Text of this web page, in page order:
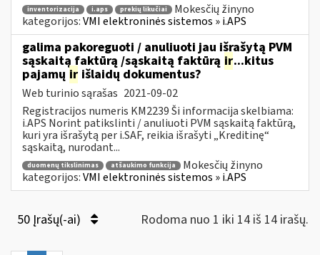
inventorizacija i.aps prekių likučiai
Mokesčių žinyno
kategorijos:VMI elektroninės sistemos » i.APS
galima pakoreguoti / anuliuoti jau išrašytą PVM
sąskaitą faktūrą /sąskaitą faktūrą ir...kitus
pajamų ir išlaidų dokumentus?
Web turinio sąrašas 2021-09-02
Registracijos numeris KM2239 Ši informacija skelbiama:
i.APS Norint patikslinti / anuliuoti PVM sąskaitą faktūrą,
kuri yra išrašytą per i.SAF, reikia išrašyti „Kreditinę“
sąskaitą, nurodant...
duomenų tikslinimas atšaukimo funkcija
Mokesčių žinyno
kategorijos:VMI elektroninės sistemos » i.APS
50 Įrašų(-ai) Rodoma nuo 1 iki 14 iš 14 irašų.